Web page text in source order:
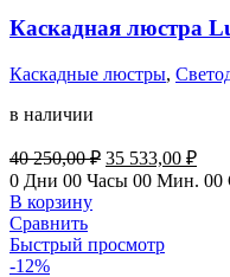
Каскадная люстра
Каскадные люстры,
в наличии
40 250,00₽ Первоначальная
цена
250,00 ₽.
35 533,00 ₽
0 Дни 00 Часы 00 Мин. 00
В корзину
Сравнить
Быстрый просмотр
-12%